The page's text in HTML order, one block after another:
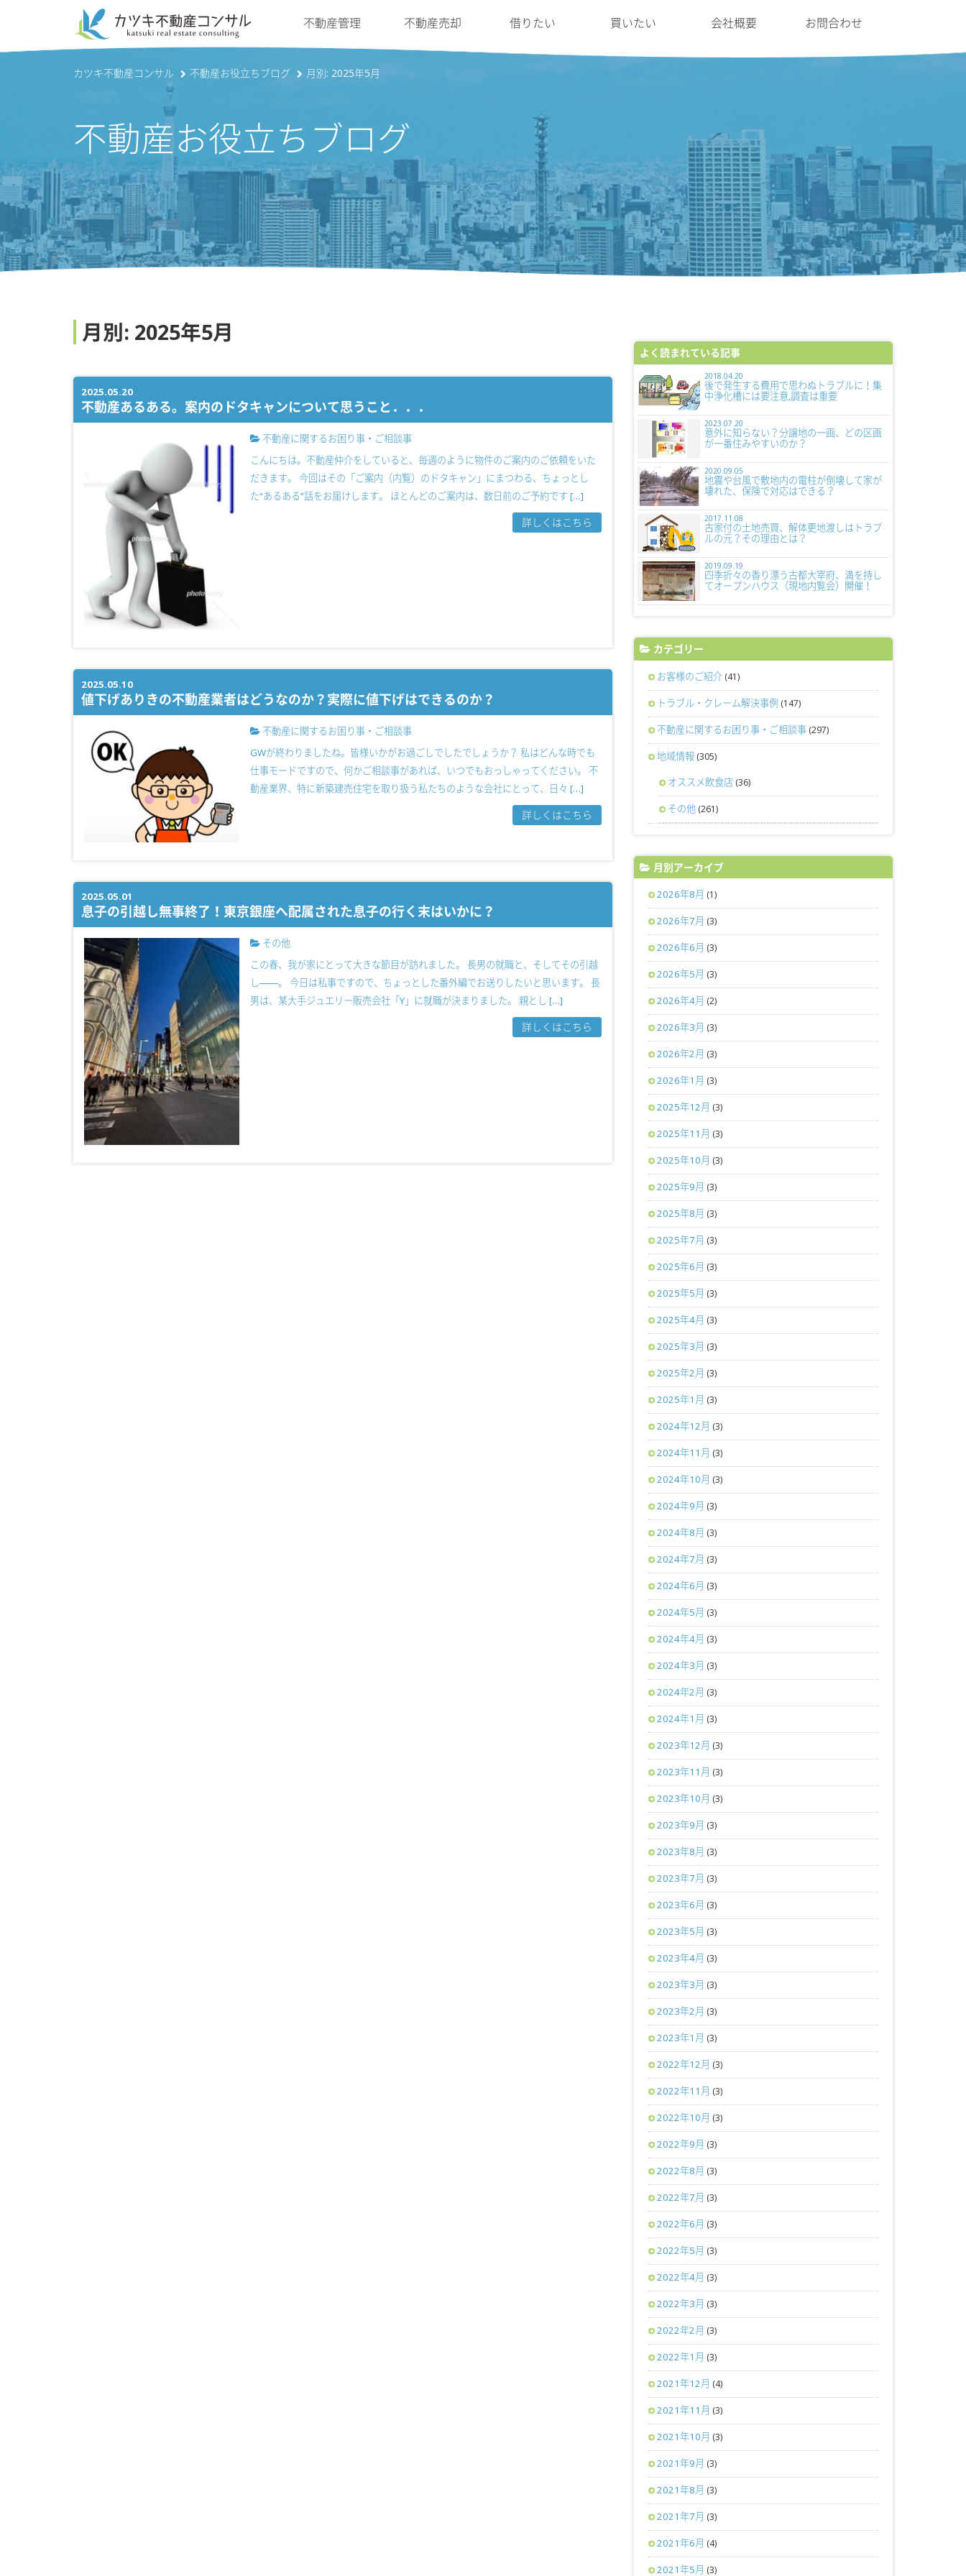
不動産管理 不動産売却 借りたい 買いたい 会社概要 お問合わせ
カツキ不動産コンサル 不動産お役立ちブログ 月別: 2025年5月
不動産お役立ちブログ
月別: 2025年5月
2025.05.20
不動産あるある。案内のドタキャンについて思うこと．．．
不動産に関するお困り事・ご相談事
こんにちは。不動産仲介をしていると、毎週のように物件のご案内のご依頼をいた
だきます。 今回はその「ご案内（内覧）のドタキャン」にまつわる、ちょっとし
た“あるある”話をお届けします。 ほとんどのご案内は、数日前のご予約です […]
詳しくはこちら
2025.05.10
値下げありきの不動産業者はどうなのか？実際に値下げはできるのか？
不動産に関するお困り事・ご相談事
GWが終わりましたね。皆様いかがお過ごしでしたでしょうか？ 私はどんな時でも
仕事モードですので、何かご相談事があれば、いつでもおっしゃってください。 不
動産業界、特に新築建売住宅を取り扱う私たちのような会社にとって、日々 […]
詳しくはこちら
2025.05.01
息子の引越し無事終了！東京銀座へ配属された息子の行く末はいかに？
その他
この春、我が家にとって大きな節目が訪れました。 長男の就職と、そしてその引越
し――。 今日は私事ですので、ちょっとした番外編でお送りしたいと思います。 長
男は、某大手ジュエリー販売会社「Y」に就職が決まりました。 親とし […]
詳しくはこちら
よく読まれている記事
2018.04.20
後で発生する費用で思わぬトラブルに！集
中浄化槽には要注意,調査は重要
2023.07.20
意外に知らない？分譲地の一画、どの区画
が一番住みやすいのか？
2020.09.05
地震や台風で敷地内の電柱が倒壊して家が
壊れた、保険で対応はできる？
2017.11.08
古家付の土地売買、解体更地渡しはトラブ
ルの元？その理由とは？
2019.09.19
四季折々の香り漂う古都大宰府、満を持し
てオープンハウス（現地内覧会）開催！
カテゴリー
お客様のご紹介 (41)
トラブル・クレーム解決事例 (147)
不動産に関するお困り事・ご相談事 (297)
地域情報 (305)
オススメ飲食店 (36)
その他 (261)
月別アーカイブ
2026年8月 (1)
2026年7月 (3)
2026年6月 (3)
2026年5月 (3)
2026年4月 (2)
2026年3月 (3)
2026年2月 (3)
2026年1月 (3)
2025年12月 (3)
2025年11月 (3)
2025年10月 (3)
2025年9月 (3)
2025年8月 (3)
2025年7月 (3)
2025年6月 (3)
2025年5月 (3)
2025年4月 (3)
2025年3月 (3)
2025年2月 (3)
2025年1月 (3)
2024年12月 (3)
2024年11月 (3)
2024年10月 (3)
2024年9月 (3)
2024年8月 (3)
2024年7月 (3)
2024年6月 (3)
2024年5月 (3)
2024年4月 (3)
2024年3月 (3)
2024年2月 (3)
2024年1月 (3)
2023年12月 (3)
2023年11月 (3)
2023年10月 (3)
2023年9月 (3)
2023年8月 (3)
2023年7月 (3)
2023年6月 (3)
2023年5月 (3)
2023年4月 (3)
2023年3月 (3)
2023年2月 (3)
2023年1月 (3)
2022年12月 (3)
2022年11月 (3)
2022年10月 (3)
2022年9月 (3)
2022年8月 (3)
2022年7月 (3)
2022年6月 (3)
2022年5月 (3)
2022年4月 (3)
2022年3月 (3)
2022年2月 (3)
2022年1月 (3)
2021年12月 (4)
2021年11月 (3)
2021年10月 (3)
2021年9月 (3)
2021年8月 (3)
2021年7月 (3)
2021年6月 (4)
2021年5月 (3)